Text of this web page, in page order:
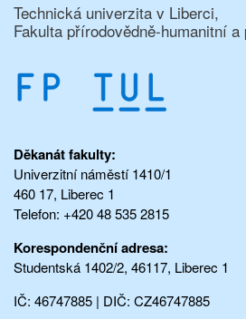
Technická univerzita v Liberci,
Fakulta přírodovědně-humanitní a
Děkanát fakulty:
Univerzitní náměstí 1410/1
460 17, Liberec 1
Telefon: +420 48 535 2815
Korespondenční adresa:
Studentská 1402/2, 46117, Liberec 1
IČ: 46747885 | DIČ: CZ46747885